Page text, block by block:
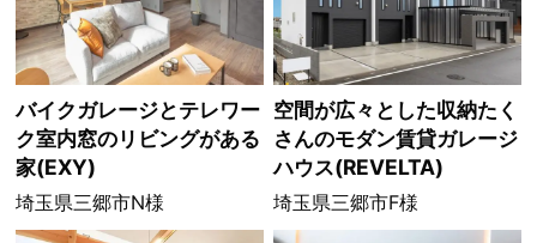
バイクガレージとテレワー
ク室内窓のリビングがある
家(EXY)
埼玉県三郷市N様
空間が広々とした収納たく
さんのモダン賃貸ガレージ
ハウス(REVELTA)
埼玉県三郷市F様